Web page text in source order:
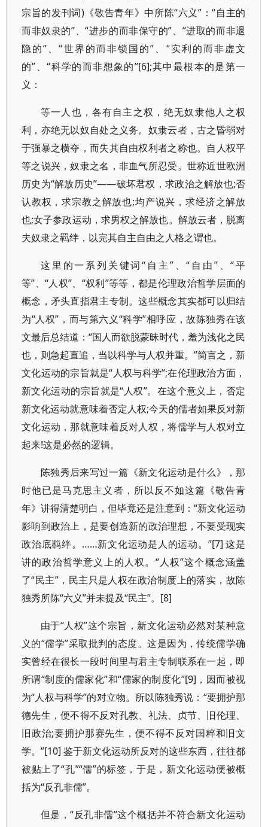
宗旨的发刊词)《敬告青年》中所陈“六义”：“自主的
而非奴隶的”、“进步的而非保守的”、“进取的而非退
隐的”、“世界的而非锁国的”、“实利的而非虚文
的”、“科学的而非想象的”[6];其中最根本的是第一
义：
等一人也，各有自主之权，绝无奴隶他人之权
利，亦绝无以奴自处之义务。奴隶云者，古之昏弱对
于强暴之横夺，而失其自由权利者之称也。自人权平
等之说兴，奴隶之名，非血气所忍受。世称近世欧洲
历史为“解放历史”——破坏君权，求政治之解放也;否
认教权，求宗教之解放也;均产说兴，求经济之解放
也;女子参政运动，求男权之解放也。解放云者，脱离
夫奴隶之羁绊，以完其自主自由之人格之谓也。
这里的一系列关键词“自主”、“自由”、“平
等”、“人权”、“权利”等等，都是伦理政治哲学层面的
概念，矛头直指君主专制。这些概念其实都可以归结
为“人权”，而与第六义“科学”相呼应，故陈独秀在该
文最后总结道：“国人而欲脱蒙昧时代，羞为浅化之民
也，则急起直追，当以科学与人权并重。”简言之，新
文化运动的宗旨就是“人权与科学”;在伦理政治方面，
新文化运动的宗旨就是“人权”。在这个意义上，否定
新文化运动就意味着否定人权;今天的儒者如果反对新
文化运动，那就意味着反对人权，将儒学与人权对立
起来!这是必然的逻辑。
陈独秀后来写过一篇《新文化运动是什么》，那
时他已是马克思主义者，所以反不如这篇《敬告青
年》讲得清楚明白，但毕竟还是注意到：“新文化运动
影响到政治上，是要创造新的政治理想，不要受现实
政治底羁绊。……新文化运动是人的运动。”[7] 这是
讲的政治哲学意义上的人权。“人权”这个概念涵盖
了“民主”，民主只是人权在政治制度上的落实，故陈
独秀所陈“六义”并未提及“民主”。[8]
由于“人权”这个宗旨，新文化运动必然对某种意
义的“儒学”采取批判的态度。这是因为，传统儒学确
实曾经在很长一段时间里与君主专制联系在一起，即
所谓“制度的儒家化”和“儒家的制度化”[9]，因而被视
为“人权与科学”的对立物。所以陈独秀说：“要拥护那
德先生，便不得不反对孔教、礼法、贞节、旧伦理、
旧政治;要拥护那赛先生，便不得不反对国粹和旧文
学。”[10] 鉴于新文化运动所反对的这些东西，往往都
被贴上了“孔”“儒”的标签，于是，新文化运动便被概
括为“反孔非儒”。
但是，“反孔非儒”这个概括并不符合新文化运动